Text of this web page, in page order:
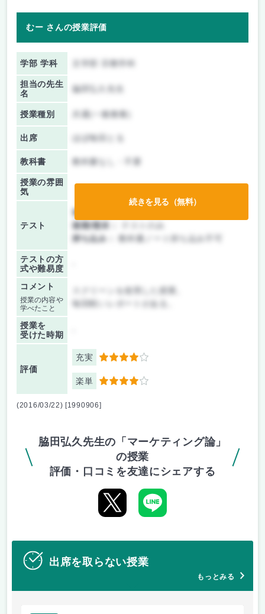
むー さんの授業評価
学部 学科
担当の先生
名
脇田弘久先生
授業種別 共通(一般教養)
出席 ほぼ毎回とる
教科書 教科書なし・不要
授業の雰囲
気
テスト
前期/中間：
後期/期末：
持ち込み：
教科書ノート持ち込み不可
テストの方
式や難易度
コメント
授業の内容や
学べたこと
毎回軽いレポートがある。
授業を
受けた時期
評価
充実 4
楽単 4
続きを見る（無料）
(2016/03/22) [1990906]
脇田弘久先生の「マーケティング論」
の授業
評価・口コミを友達にシェアする
出席を取らない授業
もっとみる